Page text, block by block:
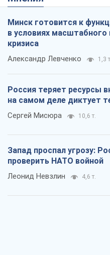
Минск готовится к
в условиях масштабного
кризиса
Александр Левченко 1,3
Россия теряет ресурсы
на самом деле диктует
Сергей Мисюра 10,6 т.
Запад проспал угрозу:
проверить НАТО войной
Леонид Невзлин 4,6 т.